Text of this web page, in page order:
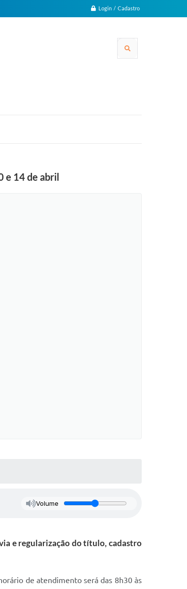
Login / Cadastro
e 14 de abril
Volume
e regularização do título, cadastro
de atendimento será das 8h30 às